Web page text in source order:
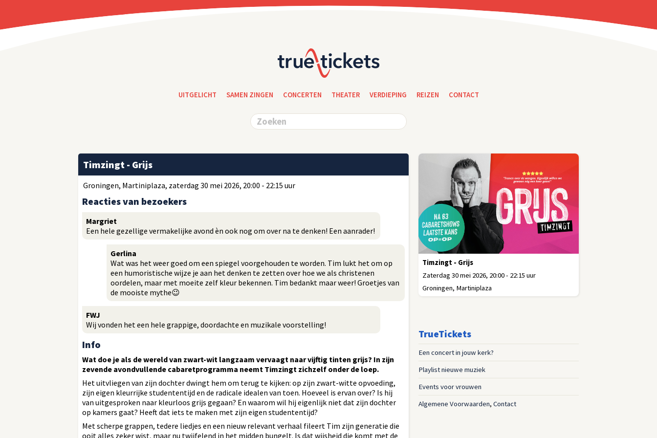
UITGELICHT SAMEN ZINGEN CONCERTEN THEATER VERDIEPING REIZEN CONTACT
Timzingt - Grijs
Zaterdag 30 mei 2026, 20:00 - 22:15 uur
Groningen, Martiniplaza
Timzingt - Grijs
Groningen, Martiniplaza, zaterdag 30 mei 2026, 20:00 - 22:15 uur
Reacties van bezoekers
Margriet
Een hele gezellige vermakelijke avond èn ook nog om over na te denken! Een aanrader!
Gerlina
Wat was het weer goed om een spiegel voorgehouden te worden. Tim lukt het om op
een humoristische wijze je aan het denken te zetten over hoe we als christenen
oordelen, maar met moeite zelf kleur bekennen. Tim bedankt maar weer! Groetjes van
de mooiste mythe😉
FWJ
Wij vonden het een hele grappige, doordachte en muzikale voorstelling!
Info
Wat doe je als de wereld van zwart-wit langzaam vervaagt naar vijftig tinten grijs? In zijn
zevende avondvullende cabaretprogramma neemt Timzingt zichzelf onder de loep.
Het uitvliegen van zijn dochter dwingt hem om terug te kijken: op zijn zwart-witte opvoeding,
zijn eigen kleurrijke studententijd en de radicale idealen van toen. Hoeveel is ervan over? Is hij
van uitgesproken naar kleurloos grijs gegaan? En waarom wil hij eigenlijk niet dat zijn dochter
op kamers gaat? Heeft dat iets te maken met zijn eigen studententijd?
Met scherpe grappen, tedere liedjes en een nieuw relevant verhaal fileert Tim zijn generatie die
ooit alles zeker wist, maar nu twijfelend in het midden bungelt. Is dat wijsheid die komt met de
TrueTickets
Een concert in jouw kerk?
Playlist nieuwe muziek
Events voor vrouwen
Algemene Voorwaarden,Contact